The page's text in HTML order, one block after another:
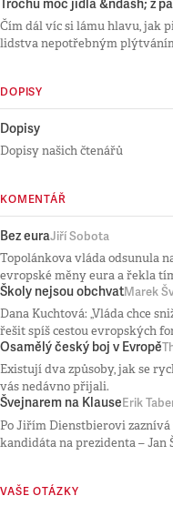
Trochu moc jídla &ndash; z
Čím dál víc si lámu hlavu, jak
lidstva nepotřebným
DOPISY
Dopisy
Dopisy našich čtenářů
KOMENTÁŘ
Bez euraJiří Sobota
Topolánkova vláda odsunula
evropské měny eura a řekla
Školy nejsou obchvatMarek
Dana Kuchtová: „Vláda chce
řešit spíš cestou evropských
Osamělý český boj v Evropě
Existují dva způsoby, jak se
vás nedávno přijali.
Švejnarem na KlauseErik
Po Jiřím Dienstbierovi zaznívá
kandidáta na prezidenta – Jan
VAŠE OTÁZKY